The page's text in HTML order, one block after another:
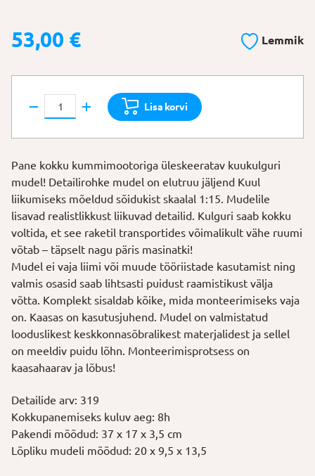
53,00 € Lemmik
Ugears
Mehaaniline
mudel
kuukulgur"
kogus
Lisa korvi
Pane kokku kummimootoriga üleskeeratav kuukulguri
mudel! Detailirohke mudel on elutruu jäljend Kuul
liikumiseks mõeldud sõidukist skaalal 1:15. Mudelile
lisavad realistlikkust liikuvad detailid. Kulguri saab kokku
voltida, et see raketil transportides võimalikult vähe ruumi
võtab – täpselt nagu päris masinatki!
Mudel ei vaja liimi või muude tööriistade kasutamist ning
valmis osasid saab lihtsasti puidust raamistikust välja
võtta. Komplekt sisaldab kõike, mida monteerimiseks vaja
on. Kaasas on kasutusjuhend. Mudel on valmistatud
looduslikest keskkonnasõbralikest materjalidest ja sellel
on meeldiv puidu lõhn. Monteerimisprotsess on
kaasahaarav ja lõbus!
Detailide arv: 319
Kokkupanemiseks kuluv aeg: 8h
Pakendi mõõdud: 37 x 17 x 3,5 cm
Lõpliku mudeli mõõdud: 20 x 9,5 x 13,5